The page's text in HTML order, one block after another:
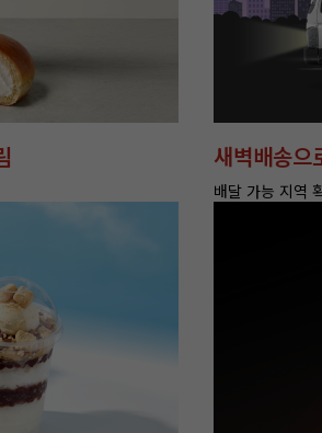
편한쇼핑
15만원이상 구매